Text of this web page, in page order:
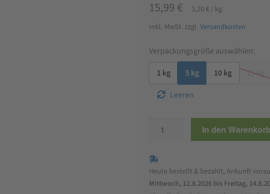
15,99 € 3,20 € /kg
inkl. MwSt. zzgl. Versandkosten
Verpackungsgröße auswählen:
1 kg
5 kg 10 kg
25 kg
Leeren
Erdnüsse
Menge
In den Warenkorb
Heute bestellt & bezahlt, Ankunft
Mittwoch, 12.8.2026 bis Freitag,